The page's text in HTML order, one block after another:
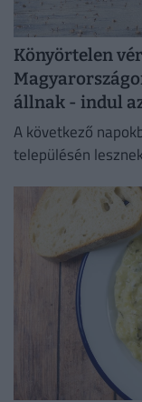
Könyörtelen
állnak - indul
A következő
településén